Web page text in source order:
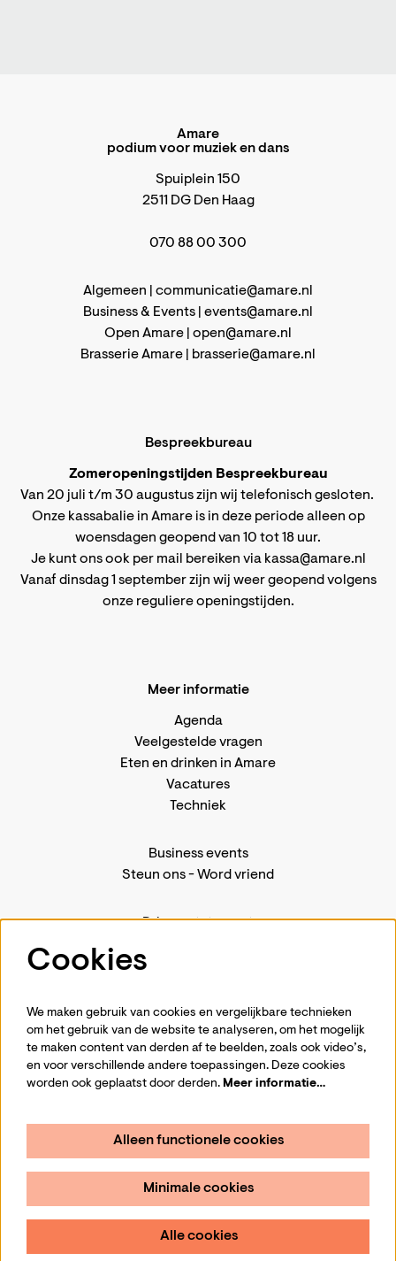
Amare
podium voor muziek en dans
Spuiplein 150
2511 DG Den Haag
070 88 00 300
Algemeen | communicatie@amare.nl
Business & Events | events@amare.nl
Open Amare | open@amare.nl
Brasserie Amare | brasserie@amare.nl
Bespreekbureau
Zomeropeningstijden Bespreekbureau
Van 20 juli t/m 30 augustus zijn wij telefonisch gesloten.
Onze kassabalie in Amare is in deze periode alleen op
woensdagen geopend van 10 tot 18 uur.
Je kunt ons ook per mail bereiken via kassa@amare.nl
Vanaf dinsdag 1 september zijn wij weer geopend volgens
onze reguliere openingstijden.
Meer informatie
Agenda
Veelgestelde vragen
Eten en drinken in Amare
Vacatures
Techniek
Business events
Steun ons-Word vriend
Privacystatement
Volg ons
Schrijf je in voor de nieuwsbrief
Aanmelden
Cookies
We maken gebruik van cookies en vergelijkbare technieken
om het gebruik van de website te analyseren, om het mogelijk
te maken content van derden af te beelden, zoals ook video’s,
en voor verschillende andere toepassingen. Deze cookies
worden ook geplaatst door derden. Meer informatie…
Alleen functionele cookies
Minimale cookies
Alle cookies